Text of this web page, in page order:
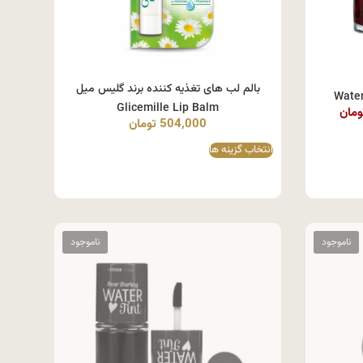
بالم لب های تغذیه کننده برند گلیس میل
Glicemille Lip Balm
504,000 تومان
انتخاب گزینه ها